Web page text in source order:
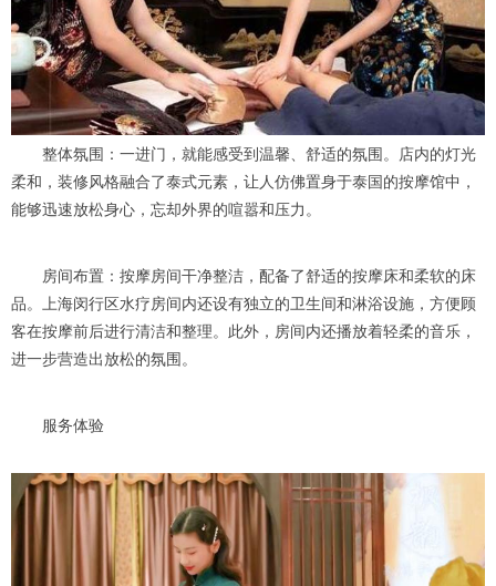
整体氛围：一进门，就能感受到温馨、舒适的氛围。店内的灯光
柔和，装修风格融合了泰式元素，让人仿佛置身于泰国的按摩馆中，
能够迅速放松身心，忘却外界的喧嚣和压力。
房间布置：按摩房间干净整洁，配备了舒适的按摩床和柔软的床
品。上海闵行区水疗房间内还设有独立的卫生间和淋浴设施，方便顾
客在按摩前后进行清洁和整理。此外，房间内还播放着轻柔的音乐，
进一步营造出放松的氛围。
服务体验